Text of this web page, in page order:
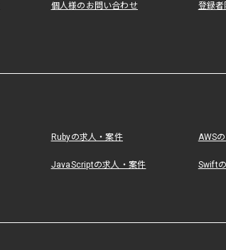
個人様のお問い合わせ 登録者
Rubyの求人・案件 AWS
JavaScriptの求人・案件 Swift